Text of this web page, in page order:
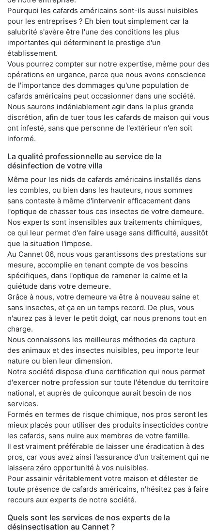
Pourquoi les cafards américains sont-ils aussi nuisibles
pour les entreprises ? Eh bien tout simplement car la
salubrité s'avère être l'une des conditions les plus
importantes qui déterminent le prestige d'un
établissement.
Vous pourrez compter sur notre expertise, même pour des
opérations en urgence, parce que nous avons conscience
de l'importance des dommages qu'une population de
cafards américains peut occasionner dans une société.
Nous saurons indéniablement agir dans la plus grande
discrétion, afin de tuer tous les cafards de maison qui vous
ont infesté, sans que personne de l'extérieur n'en soit
informé.
La qualité professionnelle au service de la
désinfection de votre villa
Même pour les nids de cafards américains installés dans
les combles, ou bien dans les hauteurs, nous sommes
sans conteste à même d'intervenir efficacement dans
l'optique de chasser tous ces insectes de votre demeure.
Nos experts sont insensibles aux traitements chimiques,
ce qui leur permet d'en faire usage sans difficulté, aussitôt
que la situation l'impose.
Au Cannet 06, nous vous garantissons des prestations sur
mesure, accomplie en tenant compte de vos besoins
spécifiques, dans l'optique de ramener le calme et la
quiétude dans votre demeure.
Grâce à nous, votre demeure va être à nouveau saine et
sans insectes, et ça en un temps record. De plus, vous
n'aurez pas à lever le petit doigt, car nous prenons tout en
charge.
Nous connaissons les meilleures méthodes de capture
des animaux et des insectes nuisibles, peu importe leur
nature ou bien leur dimension.
Notre société dispose d'une certification qui nous permet
d'exercer notre profession sur toute l'étendue du territoire
national, et auprès de quiconque aurait besoin de nos
services.
Formés en termes de risque chimique, nos pros seront les
mieux placés pour utiliser des produits insecticides contre
les cafards, sans nuire aux membres de votre famille.
Il est vraiment préférable de laisser une éradication à des
pros, car vous avez ainsi l'assurance d'un traitement qui ne
laissera zéro opportunité à vos nuisibles.
Pour assainir véritablement votre maison et délester de
toute présence de cafards américains, n'hésitez pas à faire
recours aux experts de notre société.
Quels sont les services de nos experts de la
désinsectisation au Cannet ?